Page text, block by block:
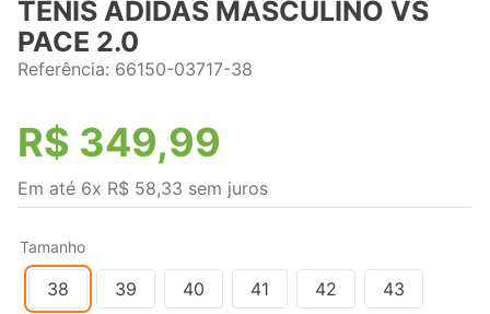
TÊNIS ADIDAS MASCULINO VS
PACE 2.0
Referência: 66150-03717-38
R$ 349,99
Em até 6x R$ 58,33 sem juros
Tamanho
38 39 40 41 42 43